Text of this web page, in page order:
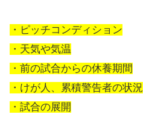
・ピッチコンディション
・天気や気温
・前の試合からの休養期間
・けが人、累積警告者の状況
・試合の展開